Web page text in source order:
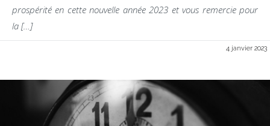
prospérité en cette nouvelle année 2023 et vous remercie pour
la […]
4 janvier 2023